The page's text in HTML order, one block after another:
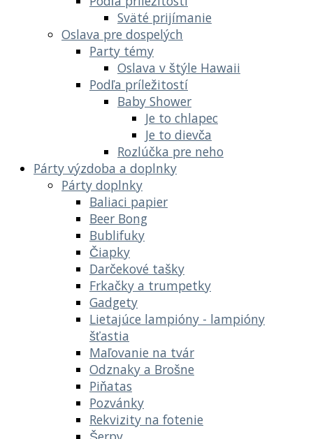
Sväté prijímanie
Oslava pre dospelých
Party témy
Oslava v štýle Hawaii
Podľa príležitostí
Baby Shower
Je to chlapec
Je to dievča
Rozlúčka pre neho
Párty výzdoba a doplnky
Párty doplnky
Baliaci papier
Beer Bong
Bublifuky
Čiapky
Darčekové tašky
Frkačky a trumpetky
Gadgety
Lietajúce lampióny - lampióny
šťastia
Maľovanie na tvár
Odznaky a Brošne
Piňatas
Pozvánky
Rekvizity na fotenie